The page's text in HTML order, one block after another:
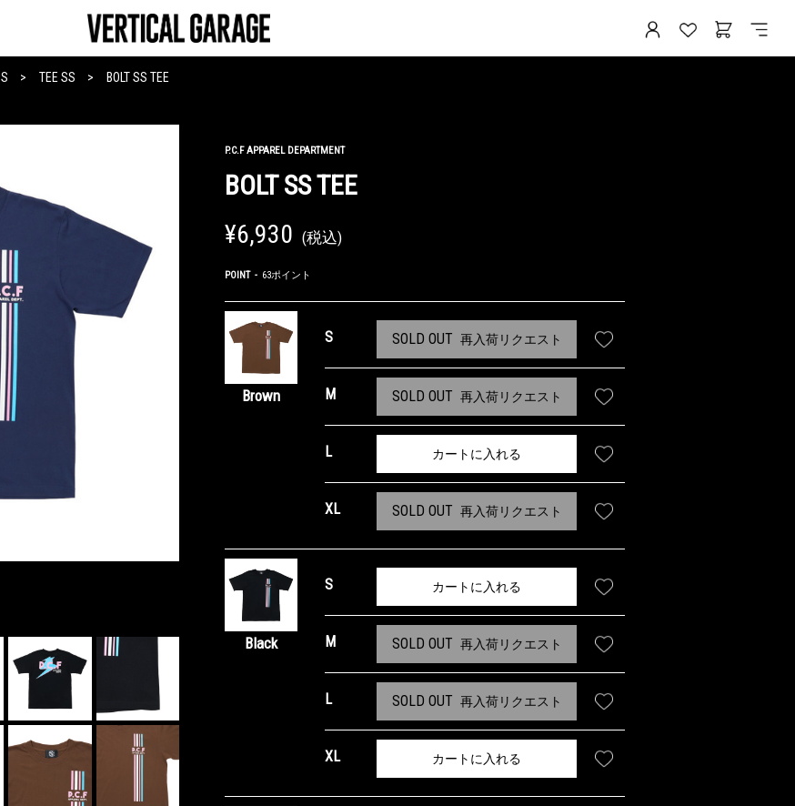
TEE SS BOLT SS TEE
P.C.F APPAREL DEPARTMENT
BOLT SS TEE
¥6,930 (税込)
POINT 63ポイント
Brown
S SOLD OUT 再入荷リクエスト
M SOLD OUT 再入荷リクエスト
L カートに入れる
XL SOLD OUT 再入荷リクエスト
Black
S カートに入れる
M SOLD OUT 再入荷リクエスト
L SOLD OUT 再入荷リクエスト
XL カートに入れる